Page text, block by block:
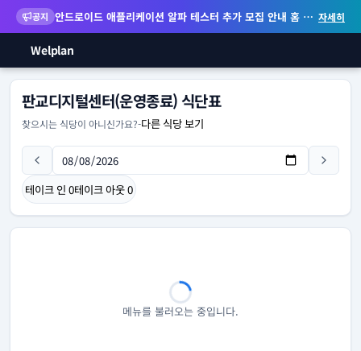
공지 안드로이드 애플리케이션 알파 테스터 추가 모집 안내 홈 화면 위젯 등 지원 자세히
Welplan
판교디지털센터(운영종료) 식단표
찾으시는 식당이 아니신가요?-다른 식당 보기
테이크 인 0테이크 아웃0
메뉴를 불러오는 중입니다.